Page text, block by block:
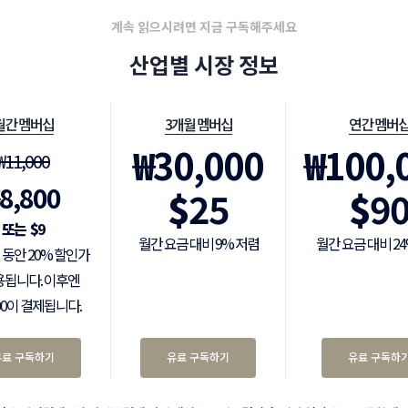
계속 읽으시려면 지금 구독해주세요
산업별 시장 정보
간 멤버십
11,000
8,800
$9
안 20% 할인가
니다. 이후엔
이 결제됩니다.
구독하기
3개월 멤버십
₩30,000
$25
월간 요금 대비 9% 저렴
유료 구독하기
연간 멤버
₩
$
월간 요금 대비
유료 구독하기